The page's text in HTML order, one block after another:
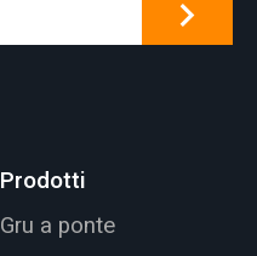
Prodotti
Gru a ponte